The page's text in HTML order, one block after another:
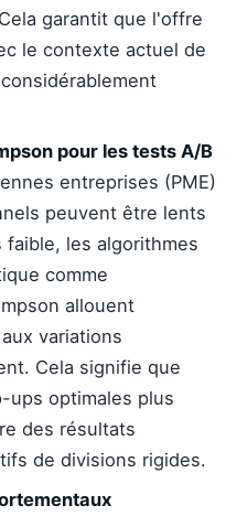
garantit que l'offre
le contexte actuel de
pour les tests A/B
entreprises (PME)
peuvent être lents
les algorithmes
comme
allouent
variations
Cela signifie que
ups optimales plus
des résultats
de divisions rigides.